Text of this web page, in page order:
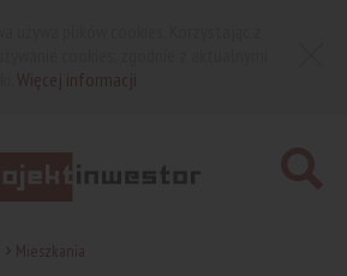
Mieszkania